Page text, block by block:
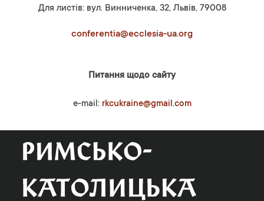
Для листів: вул. Винниченка, 32, Львів, 79008
conferentia@ecclesia-ua.org
Питання щодо сайту
e-mail: rkcukraine@gmail.com